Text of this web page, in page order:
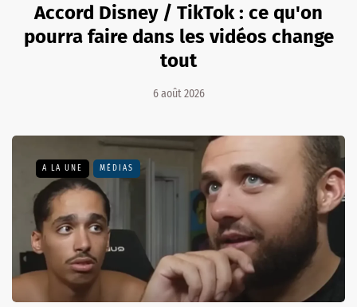
Accord Disney / TikTok : ce qu'on
pourra faire dans les vidéos change
tout
6 août 2026
A LA UNE MÉDIAS